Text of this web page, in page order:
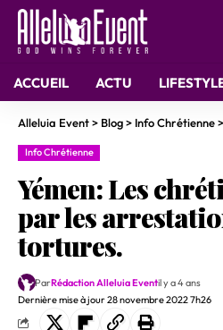
ACCUEIL ACTU
Alleluia Event> Blog> Info Chrétienne>
Info Chrétienne
Yémen: Les
par les
tortures.
Dernière mise à jour 28 novembre 2022 7h26
ParRédaction Alleluia Eventil y a 4 ans